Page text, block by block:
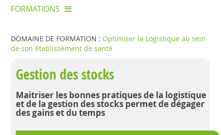
FORMATIONS
DOMAINE DE FORMATION :Optimiser la Logistique au sein
de son établissement de santé
Gestion des stocks
Maitriser les bonnes pratiques de la logistique
et de la gestion des stocks permet de dégager
des gains et du temps